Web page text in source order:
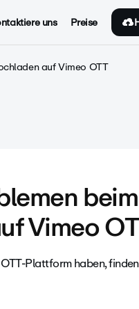
uns Preise
auf Vimeo OTT
beim
Vimeo
Plattform haben,